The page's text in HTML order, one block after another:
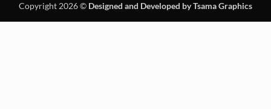
Copyright 2026 © Designed and Developed by Tsama Graphics